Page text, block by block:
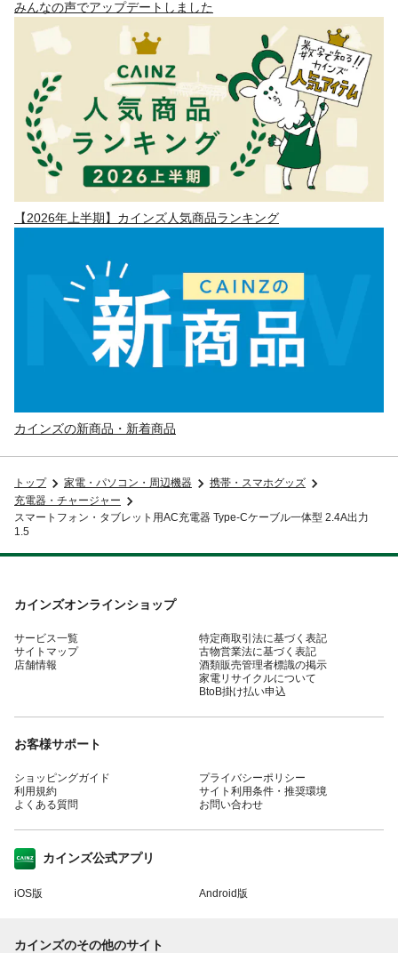
みんなの声でアップデートしました
【2026年上半期】カインズ人気商品ランキング
カインズの新商品・新着商品
トップ 家電・パソコン・周辺機器
携帯・スマホグッズ
充電器・チャージャー
スマートフォン・タブレット用AC充電器 Type-Cケーブル一体型 2.4A出力
1.5
カインズオンラインショップ
サービス一覧
サイトマップ
店舗情報
特定商取引法に基づく表記
古物営業法に基づく表記
酒類販売管理者標識の掲示
家電リサイクルについて
BtoB掛け払い申込
お客様サポート
ショッピングガイド
利用規約
よくある質問
プライバシーポリシー
サイト利用条件・推奨環境
お問い合わせ
カインズ公式アプリ
iOS版 Android版
カインズのその他のサイト